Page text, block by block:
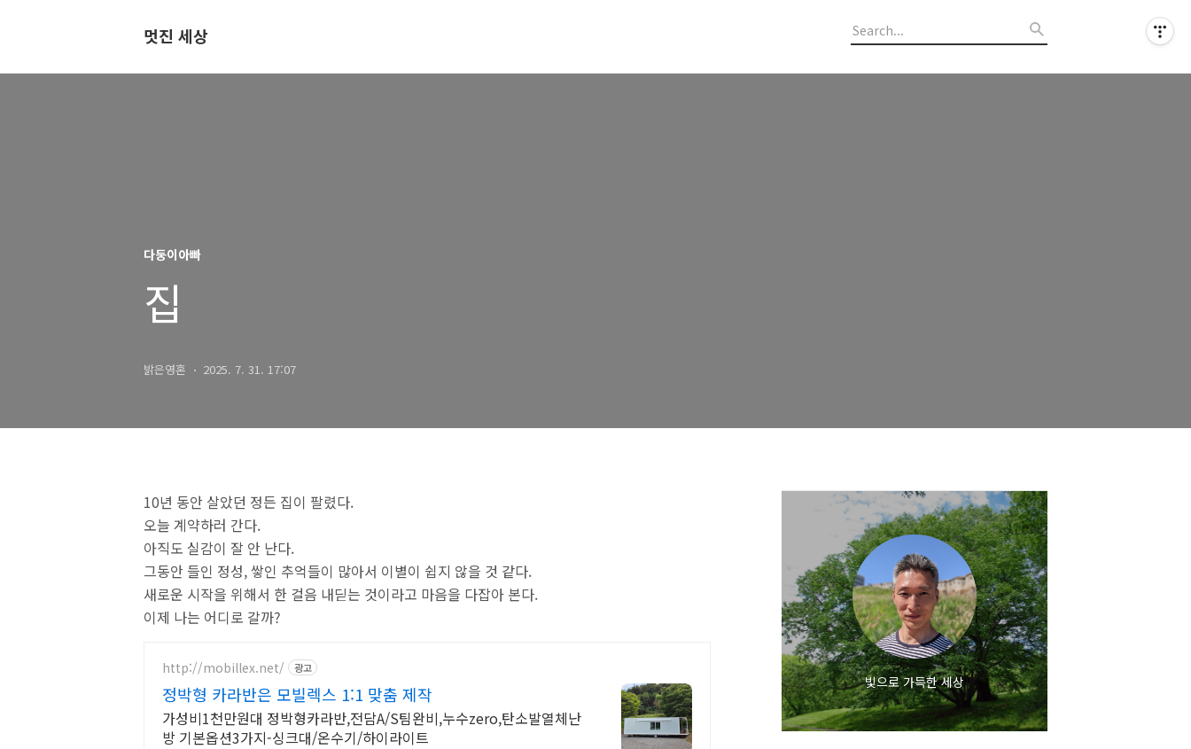
멋진 세상
다둥이아빠
집
밝은영혼 2025. 7. 31. 17:07
10년 동안 살았던 정든 집이 팔렸다.
오늘 계약하러 간다.
아직도 실감이 잘 안 난다.
그동안 들인 정성, 쌓인 추억들이 많아서 이별이 쉽지 않을 것 같다.
새로운 시작을 위해서 한 걸음 내딛는 것이라고 마음을 다잡아 본다.
이제 나는 어디로 갈까?
http://mobillex.net/ 광고
정박형 카라반은 모빌렉스 1:1 맞춤 제작
가성비1천만원대 정박형카라반,전담A/S팀완비,누수zero,탄소발열체난
방 기본옵션3가지-싱크대/온수기/하이라이트
빛으로 가득한 세상